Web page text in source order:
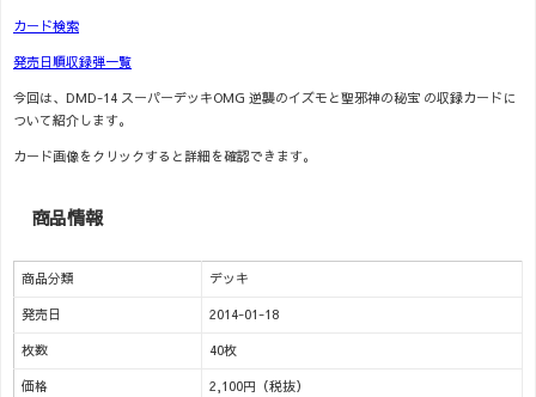
カード検索
発売日順収録弾一覧
今回は、DMD-14 スーパーデッキOMG 逆襲のイズモと聖邪神の秘宝 の収録カードに
ついて紹介します。
カード画像をクリックすると詳細を確認できます。
商品情報
商品分類 デッキ
発売日 2014-01-18
枚数 40枚
価格 2,100円（税抜）